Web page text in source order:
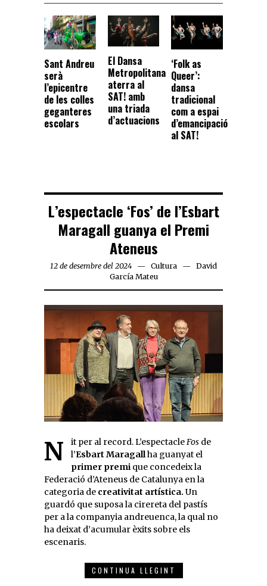
Sant Andreu
serà
l’epicentre
de les colles
geganteres
escolars
El Dansa
Metropolitana
aterra al
SAT! amb
una triada
d’actuacions
‘Folk as
Queer’:
dansa
tradicional
com a espai
d’emancipació
al SAT!
L’espectacle ‘Fos’ de l’Esbart
Maragall guanya el Premi
Ateneus
12 de desembre del 2024 Cultura
David
García Mateu
Nit per al record. L’espectacleFos de
l’Esbart Maragallha guanyat el
primer premi que concedeix la
Federació d’Ateneus de Catalunya en la
categoria de creativitat artística. Un
guardó que suposa la cirereta del pastís
per a la companyia andreuenca, la qual no
ha deixat d’acumular èxits sobre els
escenaris.
CONTINUA LLEGINT